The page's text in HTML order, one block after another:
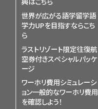
世界が広がる語学留学語
学力UPを目指すならこち
ら
ラストリゾート限定往復航
空券付きスペシャルパッケ
ージ
ワーホリ費用シミュレーシ
ョン一般的なワーホリ費用
を確認しよう！